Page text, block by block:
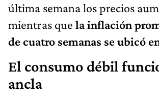
última semana los precios
mientras que la inflación
de cuatro semanas se ubicó
El consumo débil
ancla